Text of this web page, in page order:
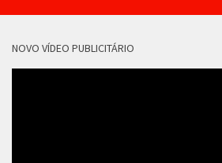
NOVO VÍDEO PUBLICITÁRIO